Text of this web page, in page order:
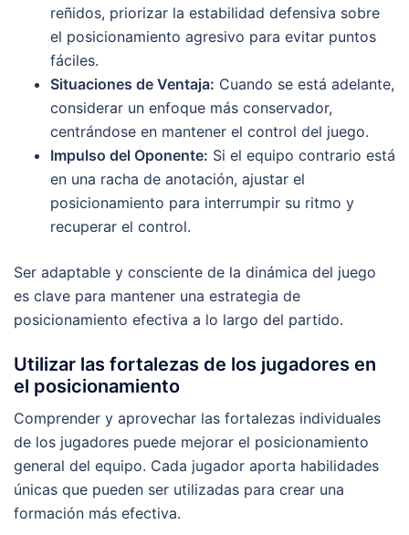
reñidos, priorizar la estabilidad defensiva sobre
el posicionamiento agresivo para evitar puntos
fáciles.
Situaciones de Ventaja: Cuando se está adelante,
considerar un enfoque más conservador,
centrándose en mantener el control del juego.
Impulso del Oponente: Si el equipo contrario está
en una racha de anotación, ajustar el
posicionamiento para interrumpir su ritmo y
recuperar el control.
Ser adaptable y consciente de la dinámica del juego
es clave para mantener una estrategia de
posicionamiento efectiva a lo largo del partido.
Utilizar las fortalezas de los jugadores en
el posicionamiento
Comprender y aprovechar las fortalezas individuales
de los jugadores puede mejorar el posicionamiento
general del equipo. Cada jugador aporta habilidades
únicas que pueden ser utilizadas para crear una
formación más efectiva.